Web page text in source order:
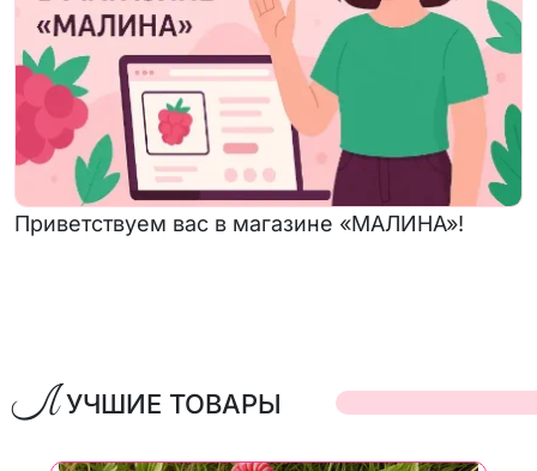
Приветствуем вас в магазине «МАЛИНА»!
Л УЧШИЕ ТОВАРЫ